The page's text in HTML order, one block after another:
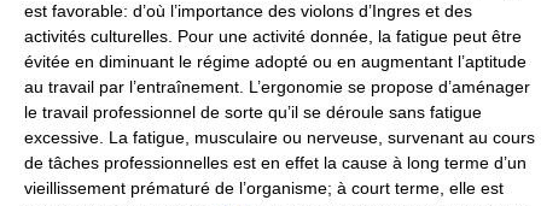
est favorable: d’où l’importance des violons d’Ingres et des
activités culturelles. Pour une activité donnée, la fatigue peut être
évitée en diminuant le régime adopté ou en augmentant l’aptitude
au travail par l’entraînement. L’ergonomie se propose d’aménager
le travail professionnel de sorte qu’il se déroule sans fatigue
excessive. La fatigue, musculaire ou nerveuse, survenant au cours
de tâches professionnelles est en effet la cause à long terme d’un
vieillissement prématuré de l’organisme; à court terme, elle est